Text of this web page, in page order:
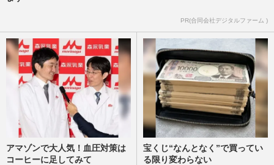
PR(合同会社デジタルファーム )
アマゾンで大人気！血圧対策は
コーヒーに足してみて
宝くじ“なんとなく”で買ってい
る限り変わらない